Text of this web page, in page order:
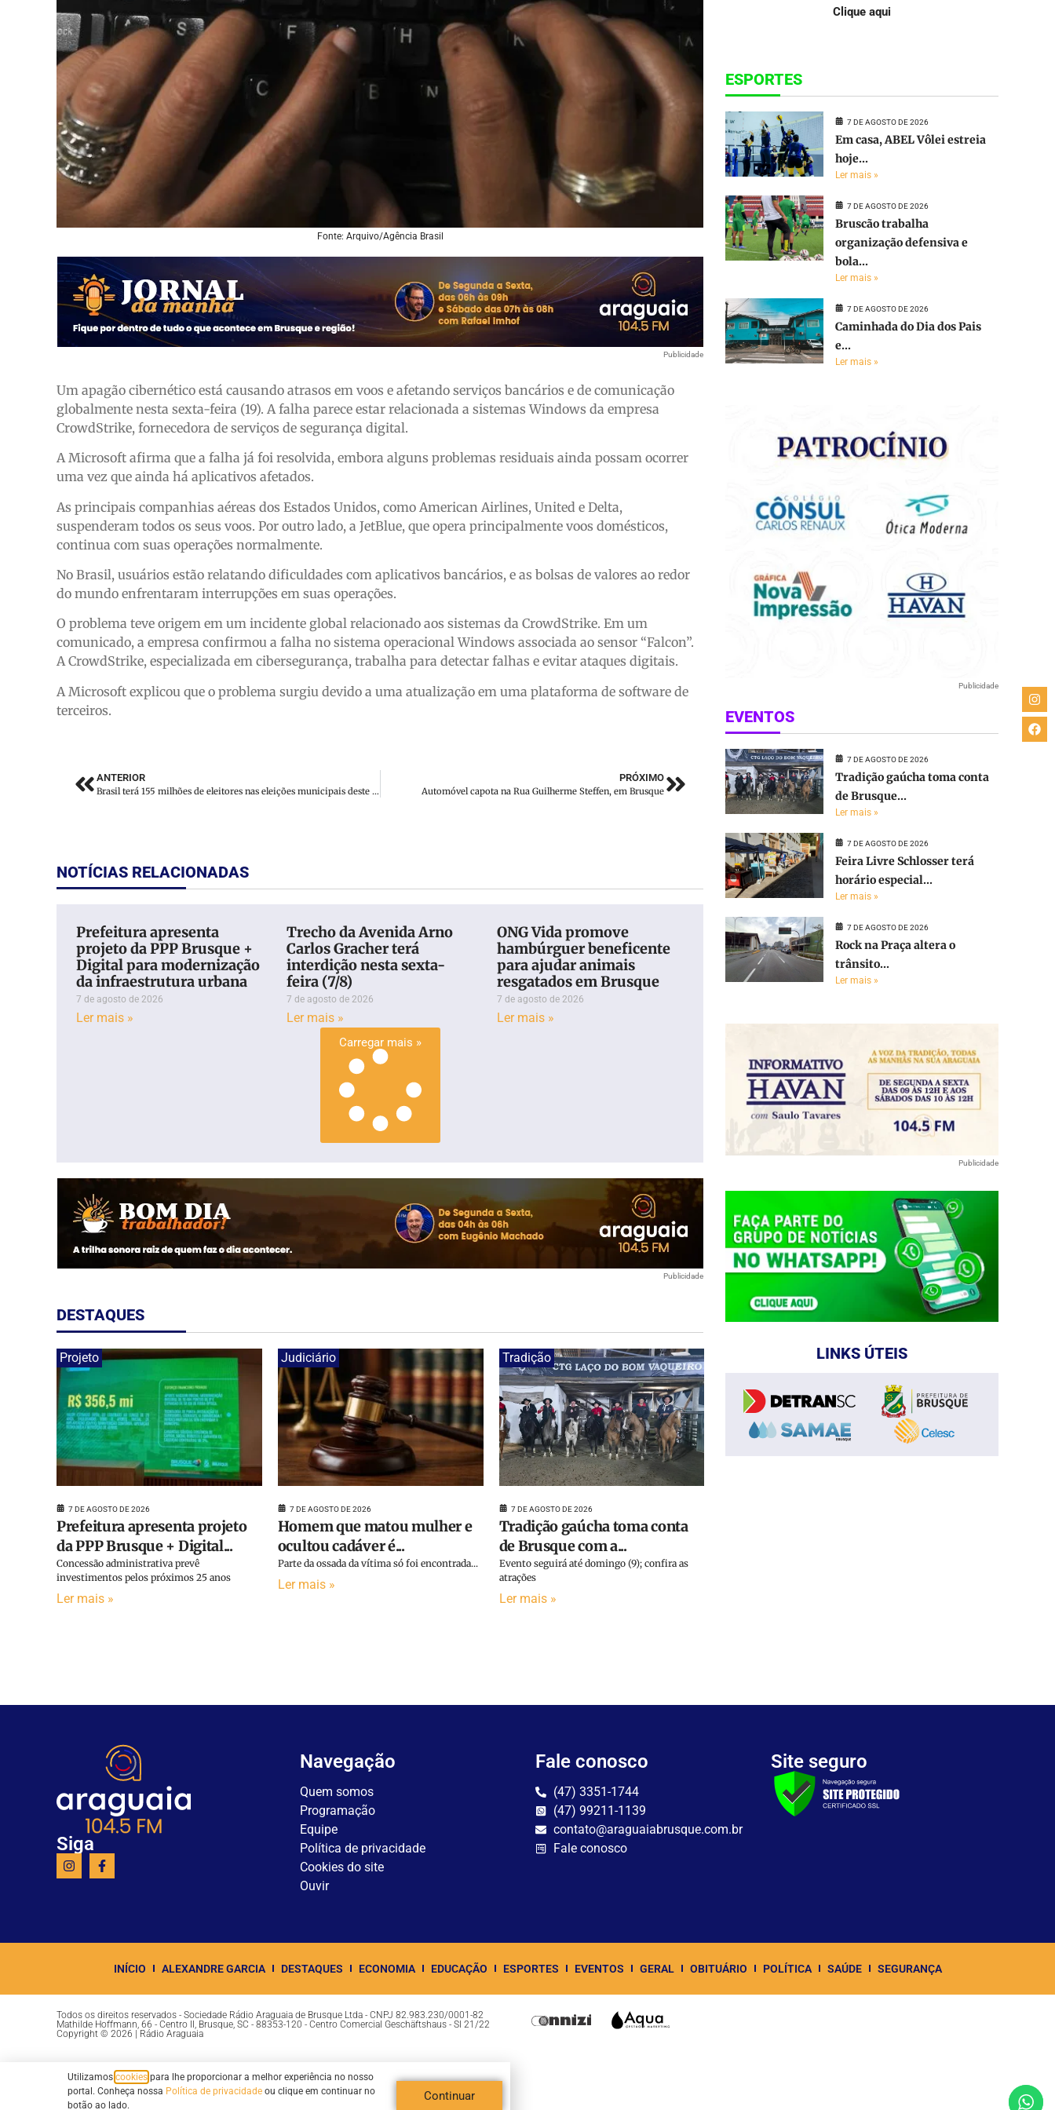
Fonte: Arquivo/Agência Brasil
Publicidade
Um apagão cibernético está causando atrasos em voos e afetando serviços bancários e de comunicação
globalmente nesta sexta-feira (19). A falha parece estar relacionada a sistemas Windows da empresa
CrowdStrike, fornecedora de serviços de segurança digital.
A Microsoft afirma que a falha já foi resolvida, embora alguns problemas residuais ainda possam ocorrer
uma vez que ainda há aplicativos afetados.
As principais companhias aéreas dos Estados Unidos, como American Airlines, United e Delta,
suspenderam todos os seus voos. Por outro lado, a JetBlue, que opera principalmente voos domésticos,
continua com suas operações normalmente.
No Brasil, usuários estão relatando dificuldades com aplicativos bancários, e as bolsas de valores ao redor
do mundo enfrentaram interrupções em suas operações.
O problema teve origem em um incidente global relacionado aos sistemas da CrowdStrike. Em um
comunicado, a empresa confirmou a falha no sistema operacional Windows associada ao sensor “Falcon”.
A CrowdStrike, especializada em cibersegurança, trabalha para detectar falhas e evitar ataques digitais.
A Microsoft explicou que o problema surgiu devido a uma atualização em uma plataforma de software de
terceiros.
ANTERIOR
Brasil terá 155 milhões de eleitores nas eleições municipais deste ano
PRÓXIMO
Automóvel capota na Rua Guilherme Steffen, em Brusque
NOTÍCIAS RELACIONADAS
Prefeitura apresenta
projeto da PPP Brusque +
Digital para modernização
da infraestrutura urbana
7 de agosto de 2026
Ler mais »
Trecho da Avenida Arno
Carlos Gracher terá
interdição nesta sexta-
feira (7/8)
7 de agosto de 2026
Ler mais »
ONG Vida promove
hambúrguer beneficente
para ajudar animais
resgatados em Brusque
7 de agosto de 2026
Ler mais »
Carregar mais »
Publicidade
DESTAQUES
Projeto
7 DE AGOSTO DE 2026
Prefeitura apresenta projeto
da PPP Brusque + Digital...
Concessão administrativa prevê
investimentos pelos próximos 25 anos
Ler mais »
Judiciário
7 DE AGOSTO DE 2026
Homem que matou mulher e
ocultou cadáver é...
Parte da ossada da vítima só foi encontrada...
Ler mais »
Tradição
7 DE AGOSTO DE 2026
Tradição gaúcha toma conta
de Brusque com a...
Evento seguirá até domingo (9); confira as
atrações
Ler mais »
Clique aqui
ESPORTES
7 DE AGOSTO DE 2026
Em casa, ABEL Vôlei estreia
hoje...
Ler mais »
7 DE AGOSTO DE 2026
Bruscão trabalha
organização defensiva e
bola...
Ler mais »
7 DE AGOSTO DE 2026
Caminhada do Dia dos Pais
e...
Ler mais »
Publicidade
EVENTOS
7 DE AGOSTO DE 2026
Tradição gaúcha toma conta
de Brusque...
Ler mais »
7 DE AGOSTO DE 2026
Feira Livre Schlosser terá
horário especial...
Ler mais »
7 DE AGOSTO DE 2026
Rock na Praça altera o
trânsito...
Ler mais »
Publicidade
LINKS ÚTEIS
Siga
Navegação
Quem somos
Programação
Equipe
Política de privacidade
Cookies do site
Ouvir
Fale conosco
(47) 3351-1744
(47) 99211-1139
contato@araguaiabrusque.com.br
Fale conosco
Site seguro
INÍCIO ALEXANDRE GARCIA DESTAQUES ECONOMIA EDUCAÇÃO ESPORTES EVENTOS GERAL OBITUÁRIO POLÍTICA SAÚDE SEGURANÇA
Todos os direitos reservados - Sociedade Rádio Araguaia de Brusque Ltda - CNPJ 82.983.230/0001-82
Mathilde Hoffmann, 66 - Centro II, Brusque, SC - 88353-120 - Centro Comercial Geschäftshaus - Sl 21/22
Copyright © 2026 | Rádio Araguaia
Utilizamos cookies para lhe proporcionar a melhor experiência no nosso
portal. Conheça nossa Política de privacidade ou clique em continuar no
botão ao lado.
Continuar